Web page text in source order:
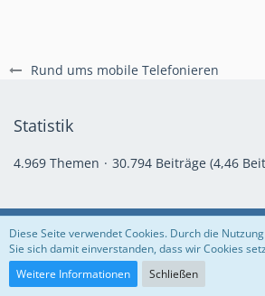
Rund ums mobile Telefonieren
Statistik
4.969 Themen 30.794 Beiträge (4,46
Regeln Datenschutzerklärung
Community-Software:
Diese Seite verwendet Cookies. Durch die
Sie sich damit einverstanden, dass wir Cookies
Weitere Informationen
Schließen